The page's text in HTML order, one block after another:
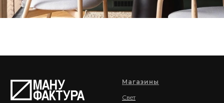
Магазины
Свет